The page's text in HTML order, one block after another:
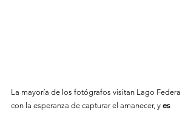
La mayoría de los fotógrafos visitan Lago Federa
con la esperanza de capturar el amanecer, y es